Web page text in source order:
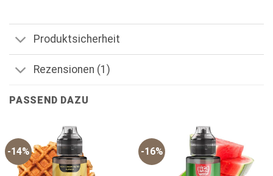
Produktsicherheit
Rezensionen (1)
PASSEND DAZU
-14% -16%